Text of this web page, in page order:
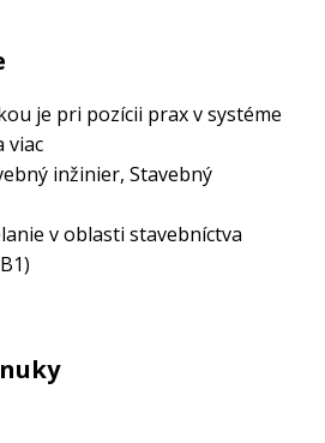
je pri pozícii prax v systéme
viac
inžinier, Stavebný
v oblasti stavebníctva